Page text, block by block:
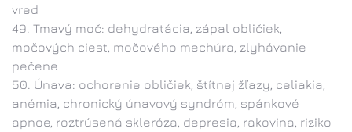
vred
Tmavý moč: dehydratácia, zápal obličiek,
močových ciest, močového mechúra, zlyhávanie
pečene
Únava: ochorenie obličiek, štítnej žľazy, celiakia,
anémia, chronický únavový syndróm, spánkové
apnoe, roztrúsená skleróza, depresia, rakovina, riziko